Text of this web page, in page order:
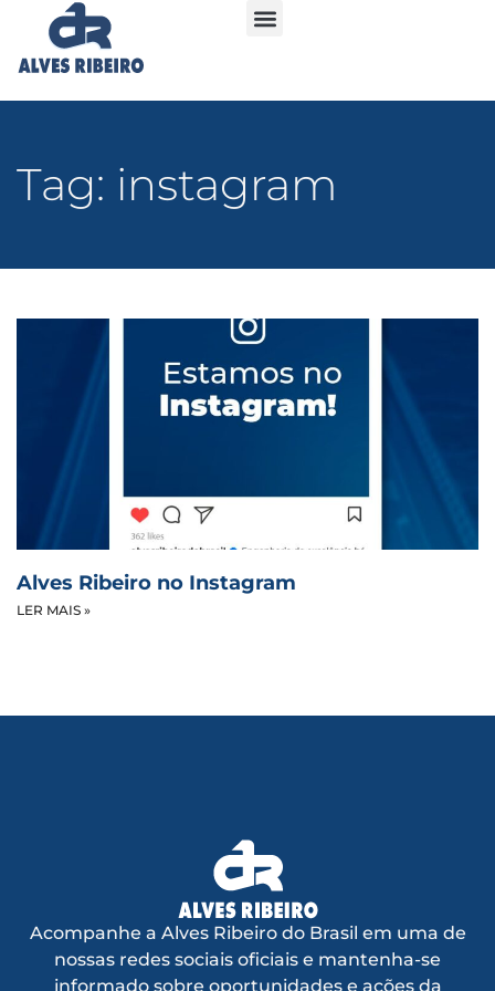
Tag: instagram
Alves Ribeiro no Instagram
LER MAIS »
Acompanhe a Alves Ribeiro do Brasil em uma de
nossas redes sociais oficiais e mantenha-se
informado sobre oportunidades e ações da